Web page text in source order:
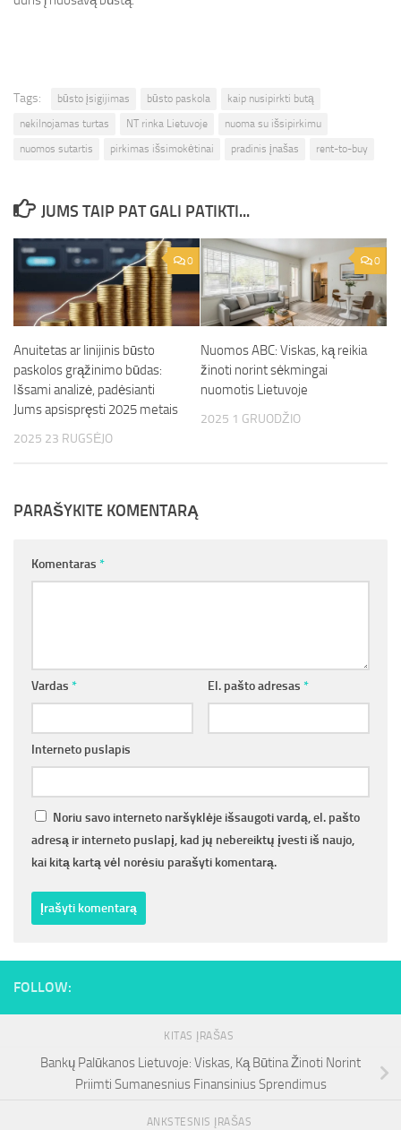
Tags: būsto įsigijimas būsto paskola
kaip nusipirkti butą
nekilnojamas turtas
NT rinka Lietuvoje
nuoma su išsipirkimu
nuomos sutartis
pirkimas išsimokėtinai pradinis įnašas rent-to-buy
JUMS TAIP PAT GALI PATIKTI...
0
Anuitetas ar linijinis būsto
paskolos grąžinimo būdas:
Išsami analizė, padėsianti
Jums apsispręsti 2025 metais
2025 23 RUGSĖJO
0
Nuomos ABC: Viskas, ką reikia
žinoti norint sėkmingai
nuomotis Lietuvoje
2025 1 GRUODŽIO
PARAŠYKITE KOMENTARĄ
Komentaras *
Vardas * El. pašto adresas *
Interneto puslapis
Noriu savo interneto naršyklėje išsaugoti vardą, el. pašto
adresą ir interneto puslapį, kad jų nebereiktų įvesti iš naujo,
kai kitą kartą vėl norėsiu parašyti komentarą.
FOLLOW:
KITAS ĮRAŠAS
Bankų Palūkanos Lietuvoje: Viskas, Ką Būtina Žinoti Norint
Priimti Sumanesnius Finansinius Sprendimus
ANKSTESNIS ĮRAŠAS